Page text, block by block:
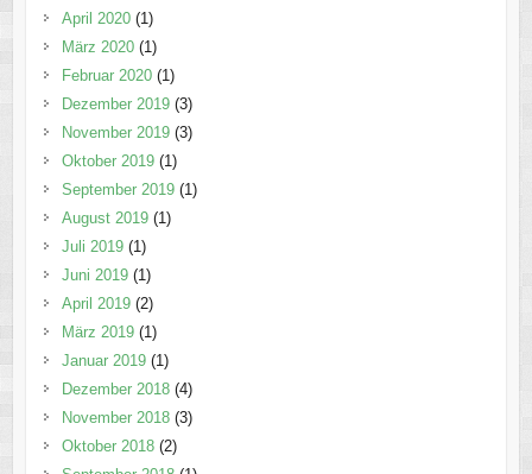
April 2020(1)
März 2020(1)
Februar 2020(1)
Dezember 2019(3)
November 2019(3)
Oktober 2019(1)
September 2019(1)
August 2019(1)
Juli 2019(1)
Juni 2019(1)
April 2019(2)
März 2019(1)
Januar 2019(1)
Dezember 2018(4)
November 2018(3)
Oktober 2018(2)